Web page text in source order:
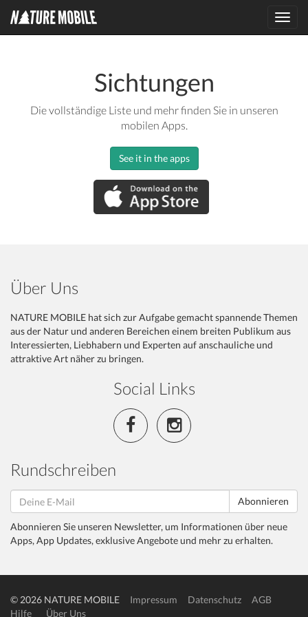
Sichtungen
Die vollständige Liste und mehr finden Sie in unseren
mobilen Apps.
See it in the apps
Über Uns
NATURE MOBILE hat sich zur Aufgabe gemacht spannende Themen
aus der Natur und anderen Bereichen einem breiten Publikum aus
Interessierten, Liebhabern und Experten auf anschauliche und
attraktive Art näher zu bringen.
Social Links
Rundschreiben
Abonnieren
Abonnieren Sie unseren Newsletter, um Informationen über neue
Apps, App Updates, exklusive Angebote und mehr zu erhalten.
© 2026 NATURE MOBILE Impressum Datenschutz
AGB
Hilfe
Über Uns